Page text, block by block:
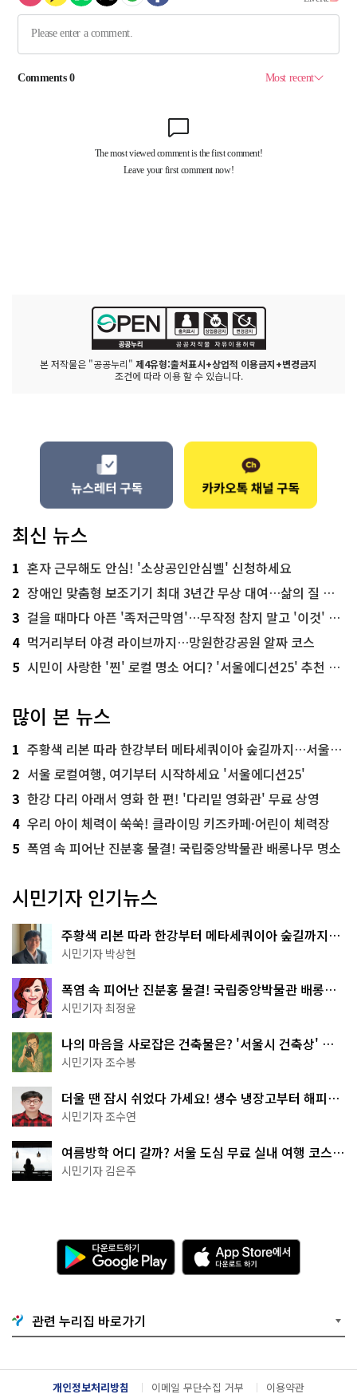
본 저작물은 "공공누리" 제4유형:출처표시+상업적 이용금지+변경금지
조건에 따라 이용 할 수 있습니다.
최신 뉴스
1 혼자 근무해도 안심! '소상공인안심벨' 신청하세요
2 장애인 맞춤형 보조기기 최대 3년간 무상 대여…삶의 질 높인다
3 걸을 때마다 아픈 '족저근막염'…무작정 참지 말고 '이것' 해보세요!
4 먹거리부터 야경 라이브까지…망원한강공원 알짜 코스
5 시민이 사랑한 '찐' 로컬 명소 어디? '서울에디션25' 추천 코스
많이 본 뉴스
1 주황색 리본 따라 한강부터 메타세쿼이아 숲길까지…서울둘레길 15코스
2 서울 로컬여행, 여기부터 시작하세요 '서울에디션25'
3 한강 다리 아래서 영화 한 편! '다리밑 영화관' 무료 상영
4 우리 아이 체력이 쑥쑥! 클라이밍 키즈카페·어린이 체력장
5 폭염 속 피어난 진분홍 물결! 국립중앙박물관 배롱나무 명소
시민기자 인기뉴스
주황색 리본 따라 한강부터 메타세쿼이아 숲길까지…
서울둘레길 15코스
시민기자 박상현
폭염 속 피어난 진분홍 물결! 국립중앙박물관 배롱나
무 명소
시민기자 최정윤
나의 마음을 사로잡은 건축물은? '서울시 건축상' 수
상작 공개!
시민기자 조수봉
더울 땐 잠시 쉬었다 가세요! 생수 냉장고부터 해피소
·무더위쉼터까지
시민기자 조수연
여름방학 어디 갈까? 서울 도심 무료 실내 여행 코스
추천
시민기자 김은주
다
운
로
기
G
o
g
l
e
A
p
p
e
서
다
운
관련 누리집 바로가기
개인정보처리방침 이메일 무단수집 거부 이용약관